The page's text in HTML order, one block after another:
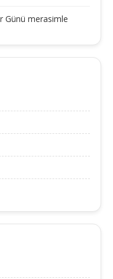
Günü merasimle